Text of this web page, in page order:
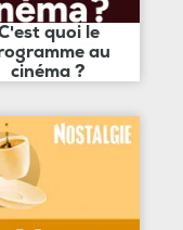
quoi le
au
cinéma ?